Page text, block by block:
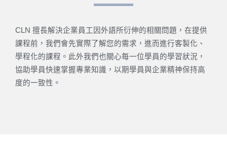
CLN 擅長解決企業員工因外語所衍伸的相關問題，在提供
課程前，我們會先實際了解您的需求，進而進行客製化、
學程化的課程。此外我們也關心每一位學員的學習狀況，
協助學員快速掌握專業知識，以期學員與企業精神保持高
度的一致性。